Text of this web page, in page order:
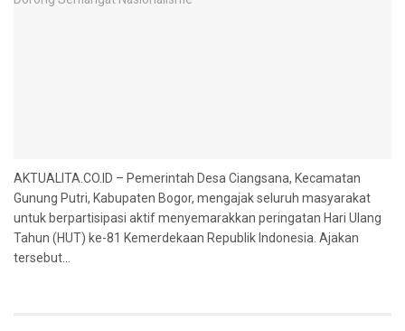
AKTUALITA.CO.ID – Pemerintah Desa Ciangsana, Kecamatan
Gunung Putri, Kabupaten Bogor, mengajak seluruh masyarakat
untuk berpartisipasi aktif menyemarakkan peringatan Hari Ulang
Tahun (HUT) ke-81 Kemerdekaan Republik Indonesia. Ajakan
tersebut...